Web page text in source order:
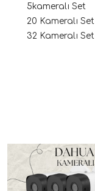
5kameralı Set
20 Kameralı Set
32 Kameralı Set